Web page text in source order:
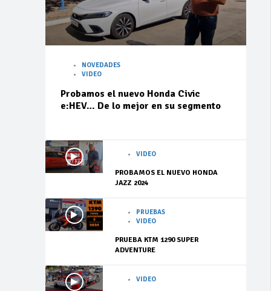
NOVEDADES
VIDEO
Probamos el nuevo Honda Civic
e:HEV… De lo mejor en su segmento
VIDEO
PROBAMOS EL NUEVO HONDA
JAZZ 2024
PRUEBAS
VIDEO
PRUEBA KTM 1290 SUPER
ADVENTURE
VIDEO